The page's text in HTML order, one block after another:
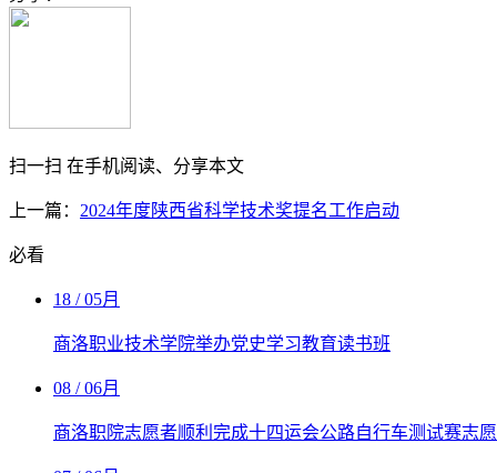
扫一扫 在手机阅读、分享本文
上一篇： 2024年度陕西省科学技术奖提名工作启动
必看
18 / 05月
商洛职业技术学院举办党史学习教育读书班
08 / 06月
商洛职院志愿者顺利完成十四运会公路自行车测试赛志